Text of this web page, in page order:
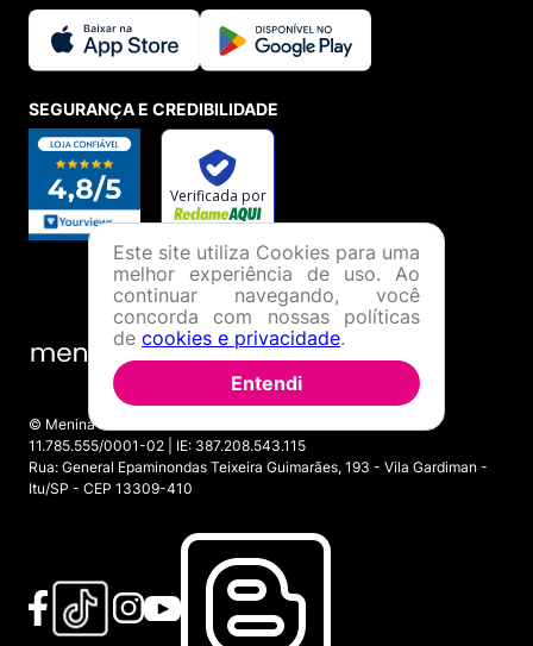
SEGURANÇA E CREDIBILIDADE
© Menina Shoes Comércio de Modas Eireli - EPP CNPJ:
11.785.555/0001-02 | IE: 387.208.543.115
Rua: General Epaminondas Teixeira Guimarães, 193 - Vila Gardiman -
Itu/SP - CEP 13309-410
Este site utiliza Cookies para uma
melhor experiência de uso. Ao
continuar navegando, você
concorda com nossas políticas
de cookies e privacidade.
Entendi